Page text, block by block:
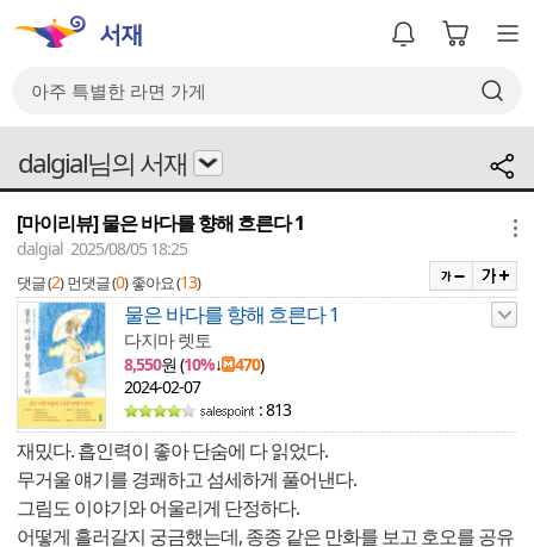
dalgial님의 서재
[마이리뷰] 물은 바다를 향해 흐른다 1
dalgial 2025/08/05 18:25
댓글 (2) 먼댓글 (0) 좋아요 (13)
물은 바다를 향해 흐른다 1
다지마 렛토
8,550원 (10%↓ 470)
2024-02-07
: 813
재밌다. 흡인력이 좋아 단숨에 다 읽었다.
무거울 얘기를 경쾌하고 섬세하게 풀어낸다.
그림도 이야기와 어울리게 단정하다.
어떻게 흘러갈지 궁금했는데, 종종 같은 만화를 보고 호오를 공유